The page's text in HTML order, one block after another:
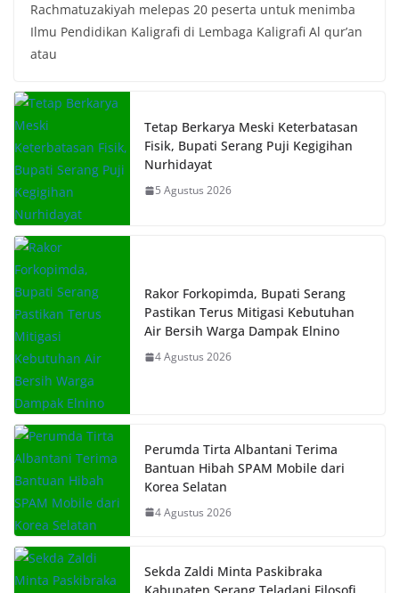
Rachmatuzakiyah melepas 20 peserta untuk menimba
Ilmu Pendidikan Kaligrafi di Lembaga Kaligrafi Al qur’an
atau
Tetap Berkarya Meski Keterbatasan
Fisik, Bupati Serang Puji Kegigihan
Nurhidayat
5 Agustus 2026
Rakor Forkopimda, Bupati Serang
Pastikan Terus Mitigasi Kebutuhan
Air Bersih Warga Dampak Elnino
4 Agustus 2026
Perumda Tirta Albantani Terima
Bantuan Hibah SPAM Mobile dari
Korea Selatan
4 Agustus 2026
Sekda Zaldi Minta Paskibraka